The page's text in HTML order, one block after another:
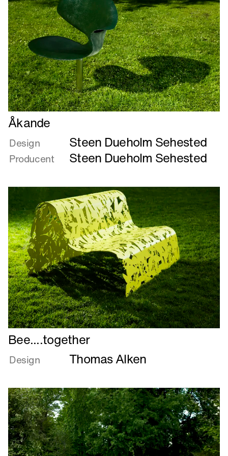
Læs
mere
om
Åkande
Åkande
Design Steen Dueholm Sehested
Producent Steen Dueholm Sehested
Læs
mere
om
Bee....together
Design Thomas Alken